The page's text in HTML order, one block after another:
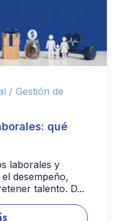
/ Gestión de
qué
laborales y
desempeño,
talento. D...